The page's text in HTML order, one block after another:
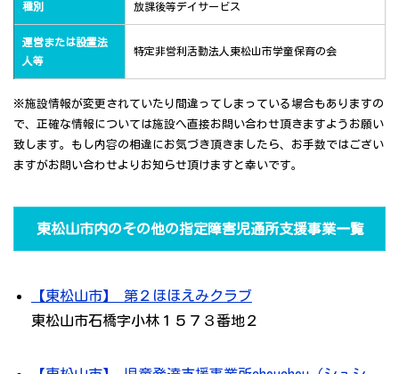
種別 放課後等デイサービス
運営または設置法
人等
特定非営利活動法人東松山市学童保育の会
※施設情報が変更されていたり間違ってしまっている場合もありますの
で、正確な情報については施設へ直接お問い合わせ頂きますようお願い
致します。もし内容の相違にお気づき頂きましたら、お手数ではござい
ますがお問い合わせよりお知らせ頂けますと幸いです。
東松山市内のその他の指定障害児通所支援事業一覧
【東松山市】 第２ほほえみクラブ
東松山市石橋字小林１５７３番地２